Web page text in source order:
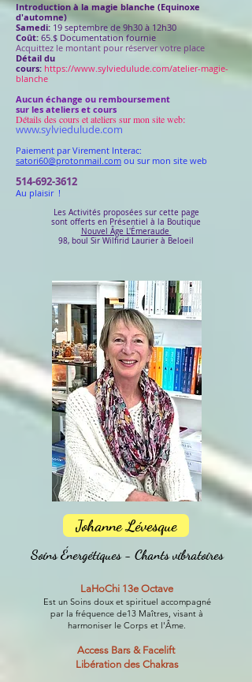
Introduction à la magie blanche (Equinoxe
d'automne)
Samedi: 19 septembre de 9h30 à 12h30
Coût: 65.$ Documentation fournie
Acquittez le montant pour réserver votre place
Détail du
cours: https://www.sylviedulude.com/atelier-magie-
blanche
Aucun échange ou remboursement
sur les ateliers et cours
Détails des cours et ateliers sur mon site web:
www.sylviedulude.com
Paiement par Virement Interac:
satori60@protonmail.com ou sur mon site web
​514-692-3612
Au plaisir !
Les Activités proposées sur cette page
sont offerts en Présentiel à la Boutique
Nouvel Âge L'Émeraude
98, boul Sir Wilfirid Laurier à Beloeil
Johanne Lévesque
Soins Énergétiques - Chants vibratoires
LaHoChi 13e Octave
Est un Soins doux et spirituel accompagné
par la fréquence de13 Maîtres, visant à
harmoniser le Corps et l'Âme.
Access Bars & Facelift
Libération des Chakras​